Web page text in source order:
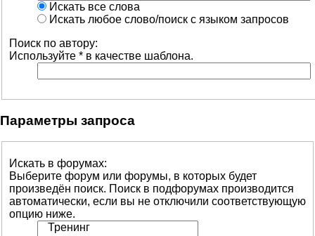
Искать все слова
Искать любое слово/поиск с языком запросов
Поиск по автору:
Используйте * в качестве шаблона.
Параметры запроса
Искать в форумах:
Выберите форум или форумы, в которых будет
произведён поиск. Поиск в подфорумах производится
автоматически, если вы не отключили соответствующую
опцию ниже.